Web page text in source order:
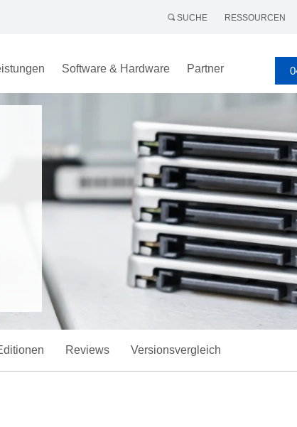
SUCHE RESSOURCEN
Software & Hardware Partner
Reviews Versionsvergleich